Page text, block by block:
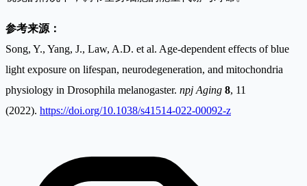
参考来源：
Song, Y., Yang, J., Law, A.D. et al. Age-dependent effects of blue
light exposure on lifespan, neurodegeneration, and mitochondria
physiology in Drosophila melanogaster. npj Aging 8, 11
(2022). https://doi.org/10.1038/s41514-022-00092-z